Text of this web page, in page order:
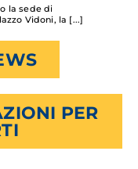
la sede di
Vidoni, la
PER